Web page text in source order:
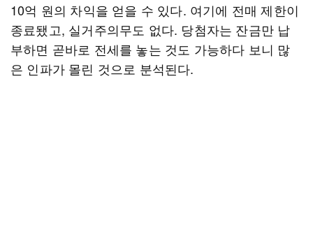
10억 원의 차익을 얻을 수 있다. 여기에 전매 제한이
종료됐고, 실거주의무도 없다. 당첨자는 잔금만 납
부하면 곧바로 전세를 놓는 것도 가능하다 보니 많
은 인파가 몰린 것으로 분석된다.